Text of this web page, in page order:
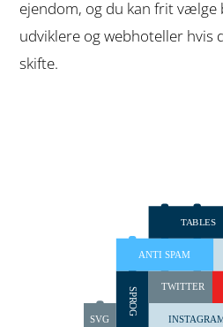
ejendom, og du kan frit vælge
udviklere og webhoteller hvis
skifte.